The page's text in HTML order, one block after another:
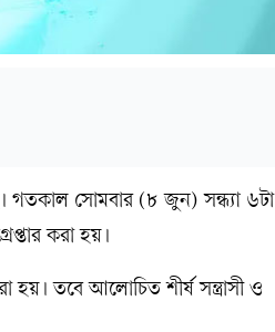
গতকাল সোমবার (৮ জুন) সন্ধ্যা ৬টা
করা হয়।
তবে আলোচিত শীর্ষ সন্ত্রাসী ও